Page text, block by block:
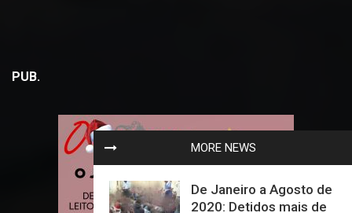
MORE NEWS
De Janeiro a Agosto de
2020: Detidos mais de
PUB.